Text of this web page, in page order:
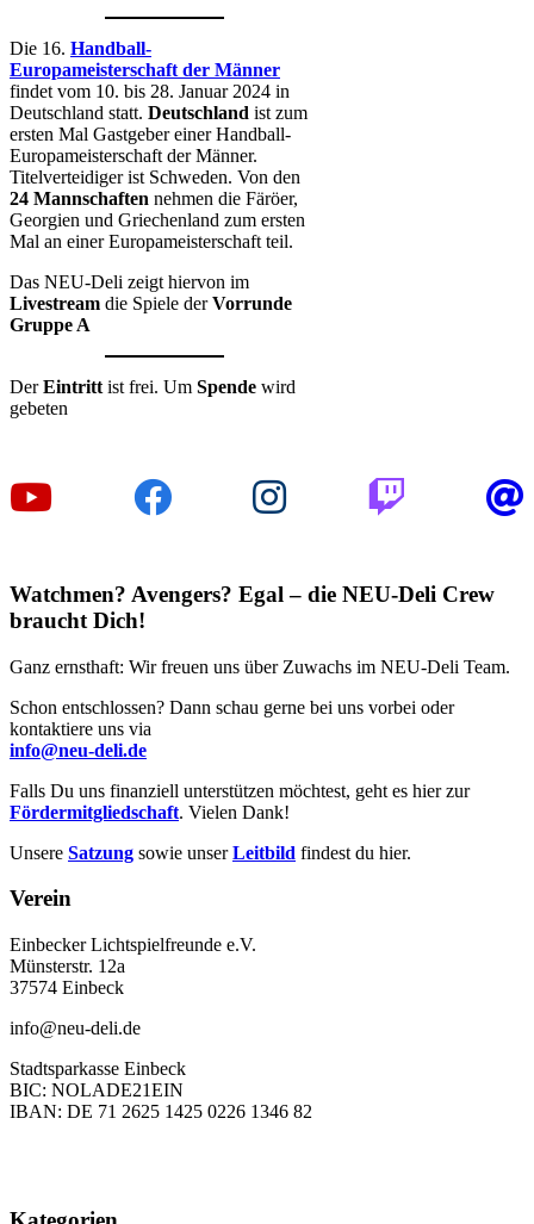
Die 16. Handball-
Europameisterschaft der Männer
findet vom 10. bis 28. Januar 2024 in
Deutschland statt. Deutschland ist zum
ersten Mal Gastgeber einer Handball-
Europameisterschaft der Männer.
Titelverteidiger ist Schweden. Von den
24 Mannschaften nehmen die Färöer,
Georgien und Griechenland zum ersten
Mal an einer Europameisterschaft teil.
Das NEU-Deli zeigt hiervon im
Livestream die Spiele derVorrunde
Gruppe A
DerEintritt ist frei. Um Spende wird
gebeten
Watchmen? Avengers? Egal – die NEU-Deli Crew
braucht Dich!
Ganz ernsthaft: Wir freuen uns über Zuwachs im NEU-Deli Team.
Schon entschlossen? Dann schau gerne bei uns vorbei oder
kontaktiere uns via
info@neu-deli.de
Falls Du uns finanziell unterstützen möchtest, geht es hier zur
Fördermitgliedschaft. Vielen Dank!
Unsere Satzung sowie unserLeitbild findest du hier.
Verein
Einbecker Lichtspielfreunde e.V.
Münsterstr. 12a
37574 Einbeck
info@neu-deli.de
Stadtsparkasse Einbeck
BIC: NOLADE21EIN
IBAN: DE 71 2625 1425 0226 1346 82